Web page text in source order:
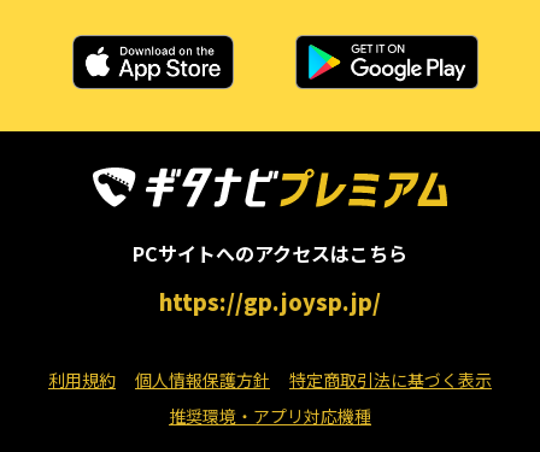
PCサイトへのアクセスはこちら
https://gp.joysp.jp/
利用規約 個人情報保護方針
特定商取引法に基づく表示
推奨環境・アプリ対応機種